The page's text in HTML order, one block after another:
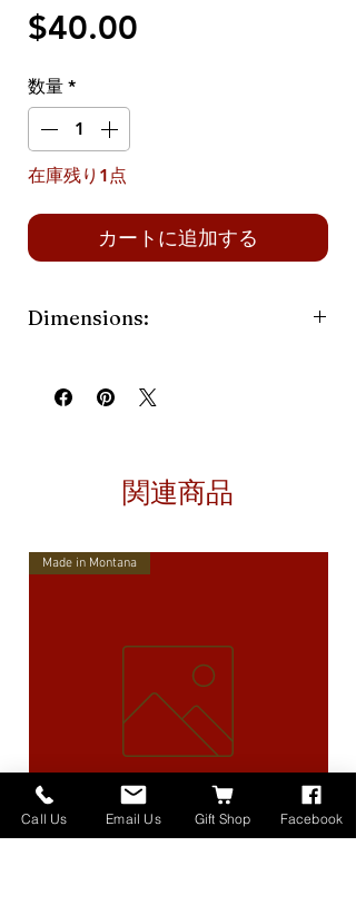
$40.00
数量 *
在庫残り1点
カートに追加する
Dimensions:
関連商品
Made in Montana
Call Us Email Us Gift Shop Facebook